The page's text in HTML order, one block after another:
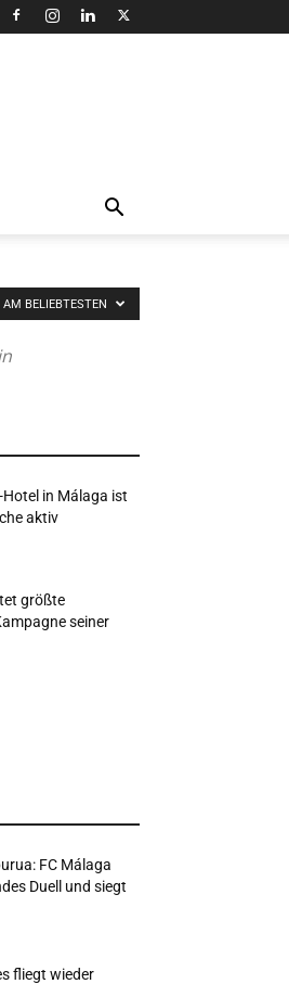
AM BELIEBTESTEN
Hotel in Málaga ist
aktiv
größte
seiner
FC Málaga
Duell und siegt
fliegt wieder